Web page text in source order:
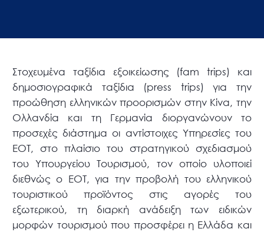
Στοχευμένα ταξίδια εξοικείωσης (fam trips) και
δημοσιογραφικά ταξίδια (press trips) για την
προώθηση ελληνικών προορισμών στην Κίνα, την
Ολλανδία και τη Γερμανία διοργανώνουν το
προσεχές διάστημα οι αντίστοιχες Υπηρεσίες του
ΕΟΤ, στο πλαίσιο του στρατηγικού σχεδιασμού
του Υπουργείου Τουρισμού, τον οποίο υλοποιεί
διεθνώς ο ΕΟΤ, για την προβολή του ελληνικού
τουριστικού προϊόντος στις αγορές του
εξωτερικού, τη διαρκή ανάδειξη των ειδικών
μορφών τουρισμού που προσφέρει η Ελλάδα και